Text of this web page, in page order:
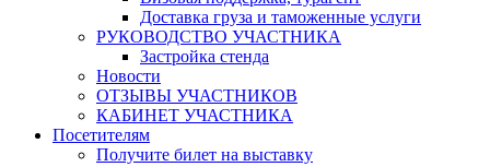
Доставка груза и таможенные услуги
РУКОВОДСТВО УЧАСТНИКА
Застройка стенда
Новости
ОТЗЫВЫ УЧАСТНИКОВ
КАБИНЕТ УЧАСТНИКА
Посетителям
Получите билет на выставку